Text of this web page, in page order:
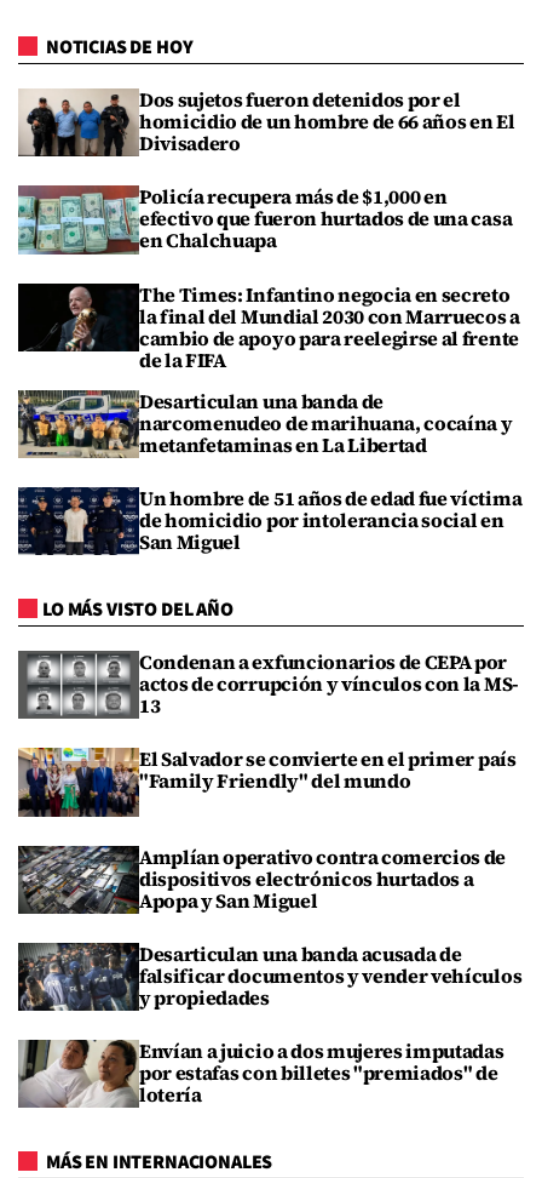
NOTICIAS DE HOY
Dos sujetos fueron detenidos por el
homicidio de un hombre de 66 años en El
Divisadero
Policía recupera más de $1,000 en
efectivo que fueron hurtados de una casa
en Chalchuapa
The Times: Infantino negocia en secreto
la final del Mundial 2030 con Marruecos a
cambio de apoyo para reelegirse al frente
de la FIFA
Desarticulan una banda de
narcomenudeo de marihuana, cocaína y
metanfetaminas en La Libertad
Un hombre de 51 años de edad fue víctima
de homicidio por intolerancia social en
San Miguel
LO MÁS VISTO DEL AÑO
Condenan a exfuncionarios de CEPA por
actos de corrupción y vínculos con la MS-
13
El Salvador se convierte en el primer país
"Family Friendly" del mundo
Amplían operativo contra comercios de
dispositivos electrónicos hurtados a
Apopa y San Miguel
Desarticulan una banda acusada de
falsificar documentos y vender vehículos
y propiedades
Envían a juicio a dos mujeres imputadas
por estafas con billetes "premiados" de
lotería
MÁS EN INTERNACIONALES